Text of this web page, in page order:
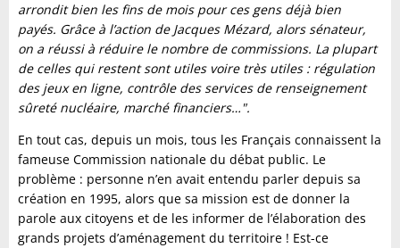
arrondit bien les fins de mois pour ces gens déjà bien
payés. Grâce à l’action de Jacques Mézard, alors sénateur,
on a réussi à réduire le nombre de commissions. La plupart
de celles qui restent sont utiles voire très utiles : régulation
des jeux en ligne, contrôle des services de renseignement
sûreté nucléaire, marché financiers…".
En tout cas, depuis un mois, tous les Français connaissent la
fameuse Commission nationale du débat public. Le
problème : personne n’en avait entendu parler depuis sa
création en 1995, alors que sa mission est de donner la
parole aux citoyens et de les informer de l’élaboration des
grands projets d’aménagement du territoire ! Est-ce